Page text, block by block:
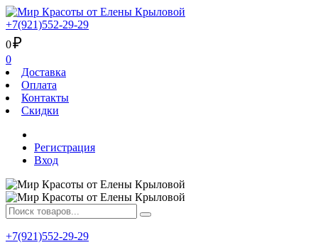
+7(921)552-29-29
0₽
0
Доставка
Оплата
Контакты
Скидки
Регистрация
Вход
+7(921)552-29-29